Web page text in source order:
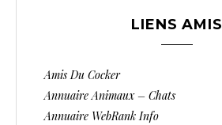
LIENS AMIS
Amis Du Cocker
Annuaire Animaux – Chats
Annuaire WebRank Info